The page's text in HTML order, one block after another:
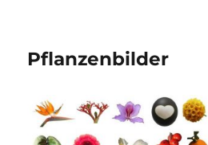
Pflanzenbilder